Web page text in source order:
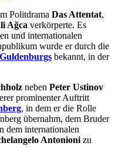
Politdrama Das Attentat,
Ağca verkörperte. Es
und internationalen
wurde er durch die
bekannt, in der
neben Peter Ustinov
prominenter Auftritt
, in dem er die Rolle
übernahm, dem Bruder
dem internationalen
Antonioni zu